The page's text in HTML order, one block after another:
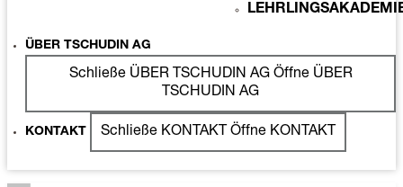
ÜBER TSCHUDIN AG
Schließe ÜBER TSCHUDIN AG Öffne ÜBER
TSCHUDIN AG
KONTAKT Schließe KONTAKT Öffne KONTAKT